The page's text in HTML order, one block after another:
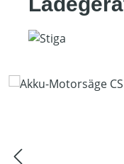
Bildergalerie